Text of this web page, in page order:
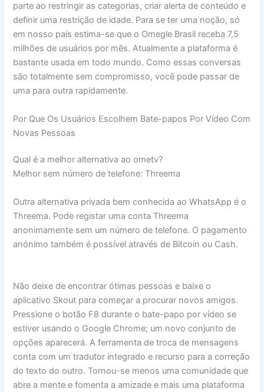
parte ao restringir as categorias, criar alerta de conteúdo e
definir uma restrição de idade. Para se ter uma noção, só
em nosso país estima-se que o Omegle Brasil receba 7,5
milhões de usuários por mês. Atualmente a plataforma é
bastante usada em todo mundo. Como essas conversas
são totalmente sem compromisso, você pode passar de
uma para outra rapidamente.
Por Que Os Usuários Escolhem Bate-papos Por Vídeo Com
Novas Pessoas
Qual é a melhor alternativa ao ometv?
Melhor sem número de telefone: Threema
Outra alternativa privada bem conhecida ao WhatsApp é o
Threema. Pode registar uma conta Threema
anonimamente sem um número de telefone. O pagamento
anónimo também é possível através de Bitcoin ou Cash.
Não deixe de encontrar ótimas pessoas e baixe o
aplicativo Skout para começar a procurar novos amigos.
Pressione o botão F8 durante o bate-papo por vídeo se
estiver usando o Google Chrome; um novo conjunto de
opções aparecerá. A ferramenta de troca de mensagens
conta com um tradutor integrado e recurso para a correção
do texto do outro. Tornou-se menos uma comunidade que
abre a mente e fomenta a amizade e mais uma plataforma